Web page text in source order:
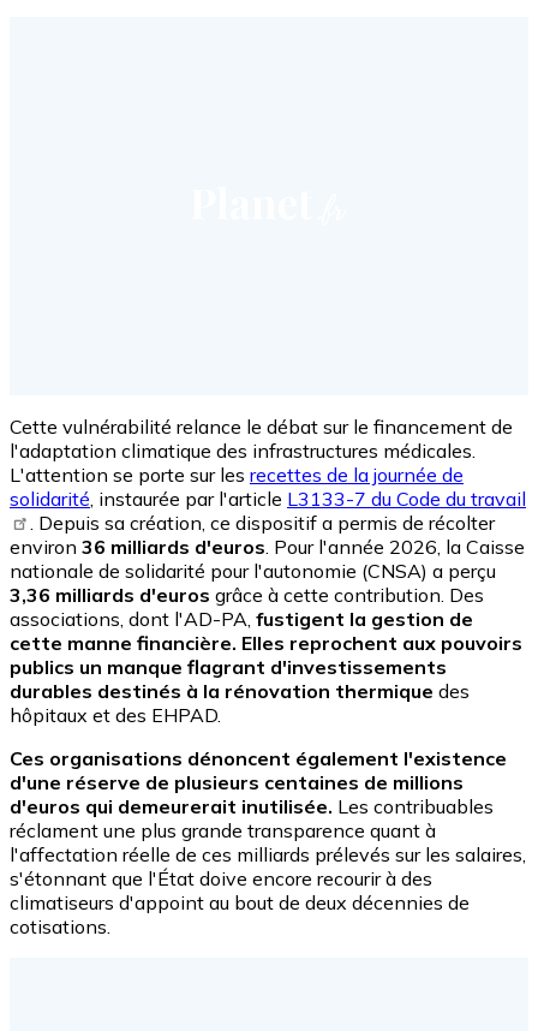
Cette vulnérabilité relance le débat sur le financement de
l'adaptation climatique des infrastructures médicales.
L'attention se porte sur les recettes de la journée de
solidarité, instaurée par l'article L3133-7 du Code du travail
. Depuis sa création, ce dispositif a permis de récolter
environ 36 milliards d'euros. Pour l'année 2026, la Caisse
nationale de solidarité pour l'autonomie (CNSA) a perçu
3,36 milliards d'euros grâce à cette contribution. Des
associations, dont l'AD-PA, fustigent la gestion de
cette manne financière. Elles reprochent aux pouvoirs
publics un manque flagrant d'investissements
durables destinés à la rénovation thermique des
hôpitaux et des EHPAD.
Ces organisations dénoncent également l'existence
d'une réserve de plusieurs centaines de millions
d'euros qui demeurerait inutilisée. Les contribuables
réclament une plus grande transparence quant à
l'affectation réelle de ces milliards prélevés sur les salaires,
s'étonnant que l'État doive encore recourir à des
climatiseurs d'appoint au bout de deux décennies de
cotisations.